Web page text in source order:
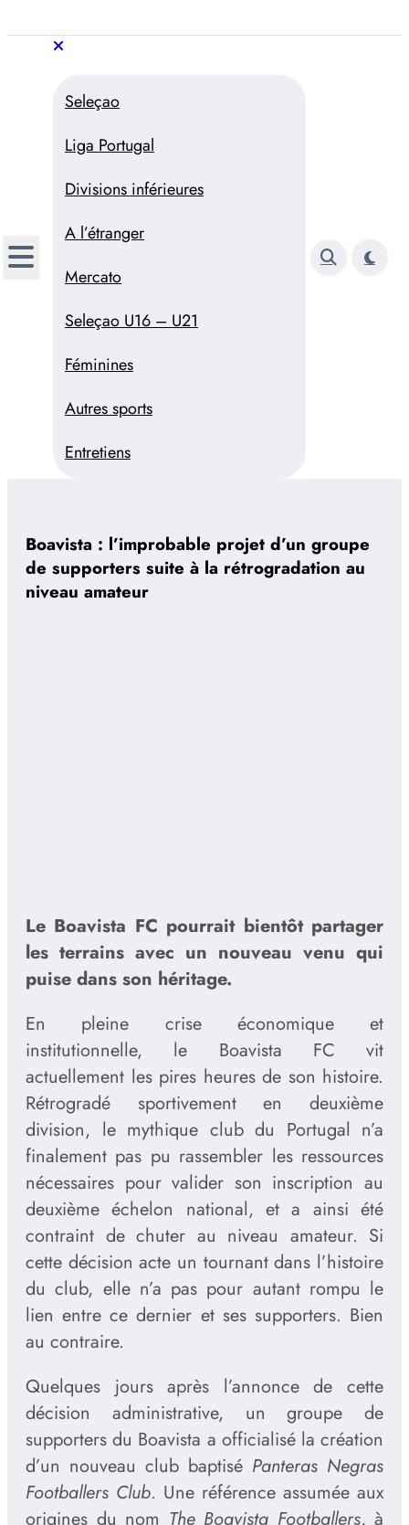
au
Trivela
L'actualité du football portugais
Seleçao
Liga Portugal
Divisions inférieures
A l’étranger
Mercato
Seleçao U16 – U21
Féminines
Autres sports
Entretiens
Boavista : l’improbable projet d’un groupe
de supporters suite à la rétrogradation au
niveau amateur
Le Boavista FC pourrait bientôt partager
les terrains avec un nouveau venu qui
puise dans son héritage.
En pleine crise économique et
institutionnelle, le Boavista FC vit
actuellement les pires heures de son histoire.
Rétrogradé sportivement en deuxième
division, le mythique club du Portugal n’a
finalement pas pu rassembler les ressources
nécessaires pour valider son inscription au
deuxième échelon national, et a ainsi été
contraint de chuter au niveau amateur. Si
cette décision acte un tournant dans l’histoire
du club, elle n’a pas pour autant rompu le
lien entre ce dernier et ses supporters. Bien
au contraire.
Quelques jours après l’annonce de cette
décision administrative, un groupe de
supporters du Boavista a officialisé la création
d’un nouveau club baptisé Panteras Negras
Footballers Club. Une référence assumée aux
origines du nom The Boavista Footballers, à